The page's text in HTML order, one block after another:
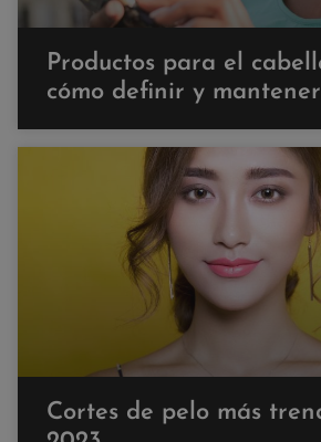
Productos para el
cómo definir y
Cortes de pelo más